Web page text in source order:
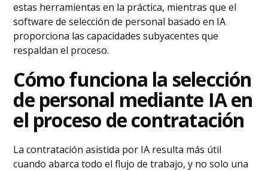
estas herramientas en la práctica, mientras que el
software de selección de personal basado en IA
proporciona las capacidades subyacentes que
respaldan el proceso.
Cómo funciona la selección
de personal mediante IA en
el proceso de contratación
La contratación asistida por IA resulta más útil
cuando abarca todo el flujo de trabajo, y no solo una